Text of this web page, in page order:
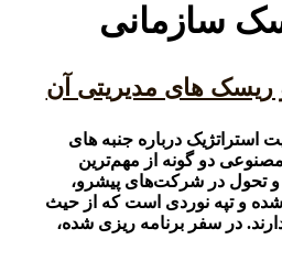
سازمانی
های مدیریتی آن
استراتژیک درباره جنبه های
دو گونه از مهم‌ترین
و تحول در شرکت‌های پیشرو،
و تپه نوردی است که از حیث
در سفر برنامه ریزی شده،